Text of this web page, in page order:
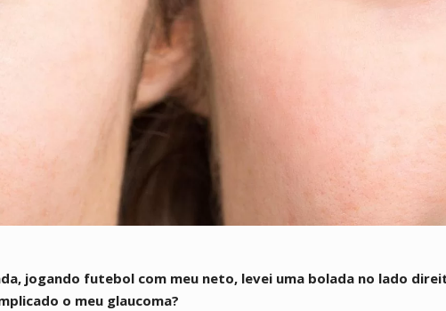
jogando futebol com meu neto, levei uma bolada no lado
o meu glaucoma?